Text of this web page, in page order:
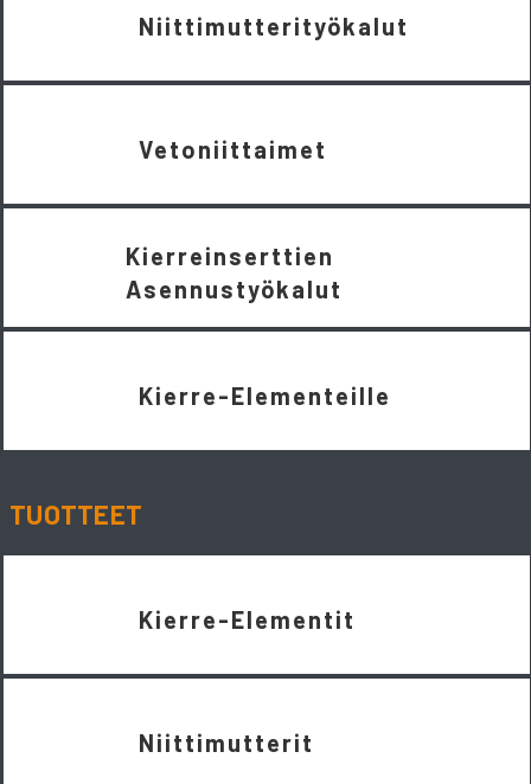
Niittimutterityökalut
Vetoniittaimet
Kierreinserttien
Asennustyökalut
Kierre-Elementeille
TUOTTEET
Kierre-Elementit
Niittimutterit